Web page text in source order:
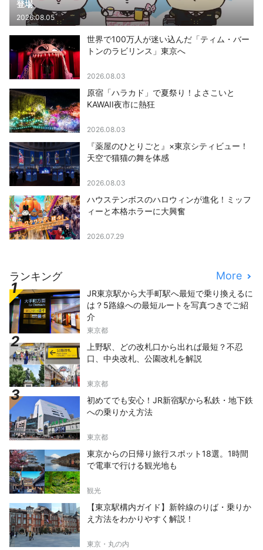
登場
2026.08.05
世界で100万人が迷い込んだ「ティム・バー
トンのラビリンス」東京へ
2026.08.03
原宿「ハラカド」で夏祭り！よさこいと
KAWAII夜市に熱狂
2026.08.03
『薬屋のひとりごと』×東京シティビュー！
天空で猫猫の舞を体感
2026.08.03
ハウステンボスのハロウィンが進化！ミッフ
ィーと本格ホラーに大興奮
2026.07.29
ランキング More
JR東京駅から大手町駅へ最短で乗り換えるに
は？5路線への最短ルートを写真つきでご紹
介
東京都
上野駅、どの改札口から出れば最短？不忍
口、中央改札、公園改札を解説
東京都
初めてでも安心！JR新宿駅から私鉄・地下鉄
への乗りかえ方法
東京都
東京からの日帰り旅行スポット18選。1時間
で電車で行ける観光地も
観光
【東京駅構内ガイド】新幹線のりば・乗りか
え方法をわかりやすく解説！
東京・丸の内